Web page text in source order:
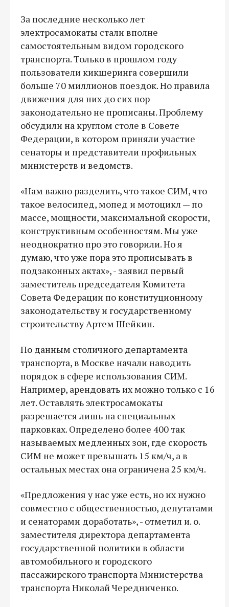
За последние несколько лет
электросамокаты стали вполне
самостоятельным видом городского
транспорта. Только в прошлом году
пользователи кикшеринга совершили
больше 70 миллионов поездок. Но правила
движения для них до сих пор
законодательно не прописаны. Проблему
обсудили на круглом столе в Совете
Федерации, в котором приняли участие
сенаторы и представители профильных
министерств и ведомств.
«Нам важно разделить, что такое СИМ, что
такое велосипед, мопед и мотоцикл — по
массе, мощности, максимальной скорости,
конструктивным особенностям. Мы уже
неоднократно про это говорили. Но я
думаю, что уже пора это прописывать в
подзаконных актах», - заявил первый
заместитель председателя Комитета
Совета Федерации по конституционному
законодательству и государственному
строительству Артем Шейкин.
По данным столичного департамента
транспорта, в Москве начали наводить
порядок в сфере использования СИМ.
Например, арендовать их можно только с 16
лет. Оставлять электросамокаты
разрешается лишь на специальных
парковках. Определено более 400 так
называемых медленных зон, где скорость
СИМ не может превышать 15 км/ч, а в
остальных местах она ограничена 25 км/ч.
«Предложения у нас уже есть, но их нужно
совместно с общественностью, депутатами
и сенаторами доработать», - отметил и. о.
заместителя директора департамента
государственной политики в области
автомобильного и городского
пассажирского транспорта Министерства
транспорта Николай Чередниченко.